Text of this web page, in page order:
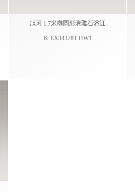
旭珂 1.7米椭圆形清雅石浴缸
K-EX34378T-HW1